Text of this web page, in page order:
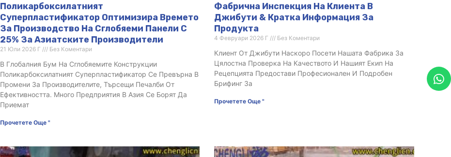
Поликарбоксилатният
Суперпластификатор Оптимизира Времето
За Производство На Сглобяеми Панели С
25% За Азиатските Производители
21 Юли 2026 Г Без Коментари
В Глобалния Бум На Сглобяемите Конструкции
Поликарбоксилатният Суперпластификатор Се Превърна В
Промени За Производителите, Търсещи Печалби От
Ефективността. Много Предприятия В Азия Се Борят Да
Приемат
Прочетете Още "
Фабрична Инспекция На Клиента В
Джибути & Кратка Информация За
Продукта
4 Февруари 2026 Г Без Коментари
Клиент От Джибути Наскоро Посети Нашата Фабрика За
Цялостна Проверка На Качеството И Нашият Екип На
Рецепцията Предостави Професионален И Подробен
Брифинг За
Прочетете Още "